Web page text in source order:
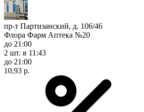
пр-т Партизанский, д. 106/46
Флора Фарм Аптека №20
до 21:00
2 шт. в 11:43
до 21:00
10,93 р.